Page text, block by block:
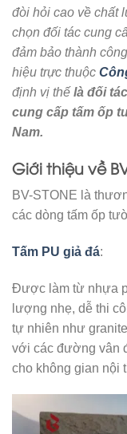
đòi hỏi cao về chất
chọn đối tác cung
đảm bảo thành
hiệu trực thuộc
định vị thế là đối
cung cấp tấm ốp
Nam.
Giới thiệu về
BV-STONE là
các dòng tấm ốp
Tấm PU giả đá:
Được làm từ nhựa
lượng nhẹ, dễ thi
tự nhiên như
với các đường vân
cho không gian nội